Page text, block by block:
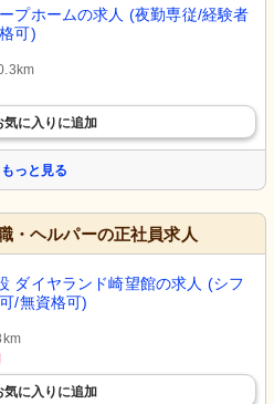
プホームの求人 (夜勤専従/経験者
可)
気に入り に追加
もっと見る
・ヘルパーの正社員求人
ダイヤランド崎望館の求人 (シフ
/無資格可)
気に入り に追加